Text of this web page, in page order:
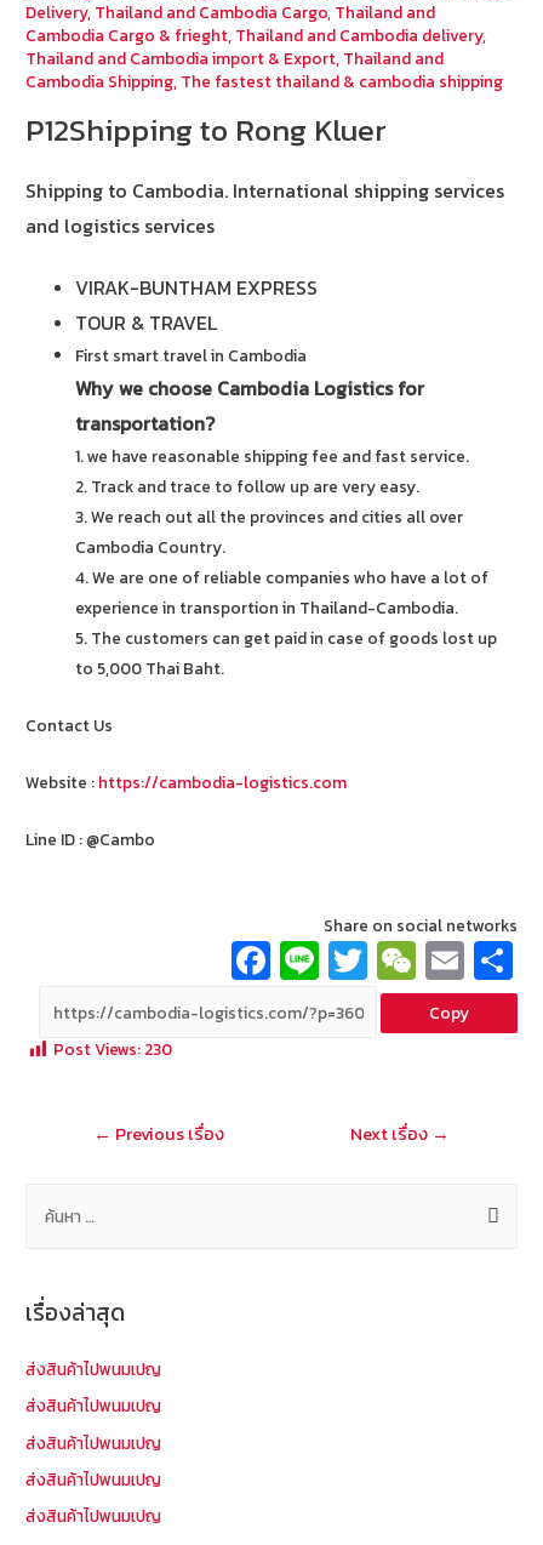
Delivery, Thailand and Cambodia Cargo, Thailand and
Cambodia Cargo & frieght, Thailand and Cambodia delivery,
Thailand and Cambodia import & Export, Thailand and
Cambodia Shipping, The fastest thailand & cambodia shipping
P12Shipping to Rong Kluer
Shipping to Cambodia. International shipping services
and logistics services
VIRAK-BUNTHAM EXPRESS
TOUR & TRAVEL
First smart travel in Cambodia
Why we choose Cambodia Logistics for
transportation?
1. we have reasonable shipping fee and fast service.
2. Track and trace to follow up are very easy.
3. We reach out all the provinces and cities all over
Cambodia Country.
4. We are one of reliable companies who have a lot of
experience in transportion in Thailand-Cambodia.
5. The customers can get paid in case of goods lost up
to 5,000 Thai Baht.
Contact Us
Website : https://cambodia-logistics.com
Line ID : @Cambo
Share on social networks
Fa
ce
b
Li
n
e
T
wi
tt
W
e
C
at
E
m
ai
Copy
Post Views: 230
แนะแนว
← Previous เรื่อง Next เรื่อง →
ห
รั
เรื่องล่าสุด
ส่งสินค้าไปพนมเปญ
ส่งสินค้าไปพนมเปญ
ส่งสินค้าไปพนมเปญ
ส่งสินค้าไปพนมเปญ
ส่งสินค้าไปพนมเปญ